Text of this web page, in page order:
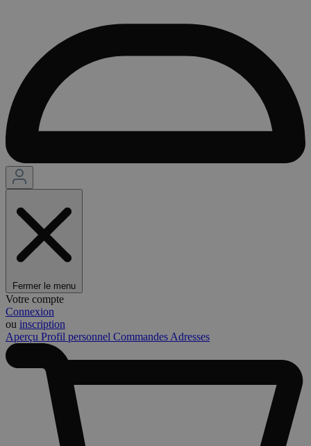
Fermer le menu
Votre compte
Connexion
ou inscription
Aperçu Profil personnel Commandes Adresses